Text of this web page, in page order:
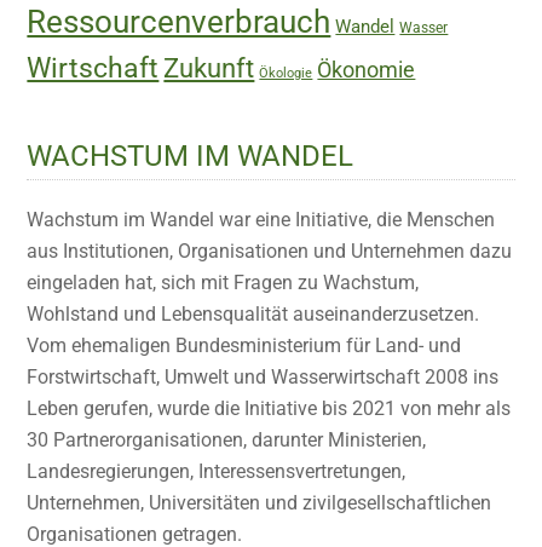
Ressourcenverbrauch Wandel Wasser
Wirtschaft Zukunft Ökologie Ökonomie
WACHSTUM IM WANDEL
Wachstum im Wandel war eine Initiative, die Menschen
aus Institutionen, Organisationen und Unternehmen dazu
eingeladen hat, sich mit Fragen zu Wachstum,
Wohlstand und Lebensqualität auseinanderzusetzen.
Vom ehemaligen Bundesministerium für Land- und
Forstwirtschaft, Umwelt und Wasserwirtschaft 2008 ins
Leben gerufen, wurde die Initiative bis 2021 von mehr als
30 Partnerorganisationen, darunter Ministerien,
Landesregierungen, Interessensvertretungen,
Unternehmen, Universitäten und zivilgesellschaftlichen
Organisationen getragen.